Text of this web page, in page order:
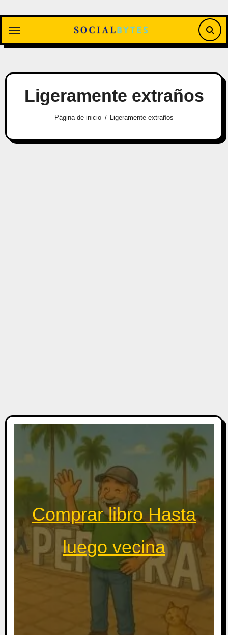
contenido
Ligeramente extraños
Página de inicio Ligeramente extraños
Comprar libro Hasta
luego vecina